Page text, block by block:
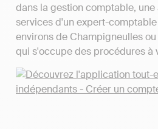
dans la gestion comptable,
services d'un expert-
environs de Champigneulles
qui s'occupe des procédures à